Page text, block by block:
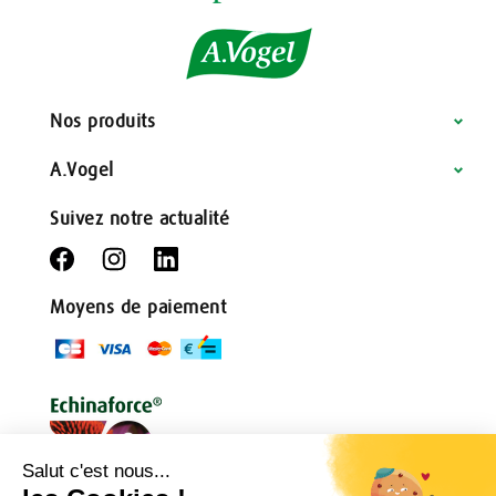
Nos produits
A.Vogel
Suivez notre actualité
Moyens de paiement